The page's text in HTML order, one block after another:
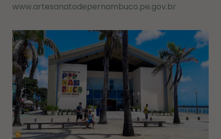
www.artesanatodepernambuco.pe.gov.br